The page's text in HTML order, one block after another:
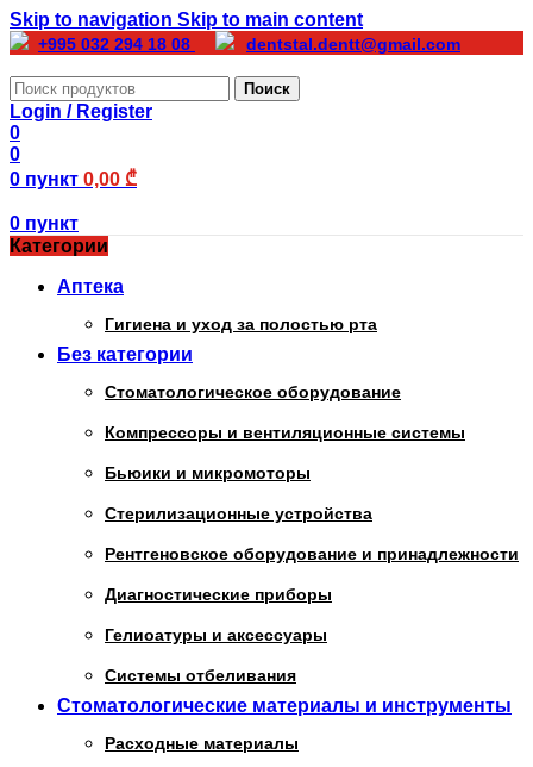
Skip to navigation Skip to main content
+995 032 294 18 08 dentstal.dentt@gmail.com
Поиск
Login / Register
0
0
0 пункт 0,00 ₾
0 пункт
Категории
Аптека
Гигиена и уход за полостью рта
Без категории
Стоматологическое оборудование
Компрессоры и вентиляционные системы
Бьюики и микромоторы
Стерилизационные устройства
Рентгеновское оборудование и принадлежности
Диагностические приборы
Гелиоатуры и аксессуары
Системы отбеливания
Стоматологические материалы и инструменты
Расходные материалы